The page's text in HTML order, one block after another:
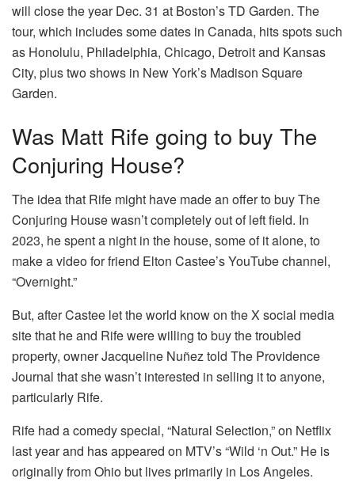
will close the year Dec. 31 at Boston’s TD Garden. The
tour, which includes some dates in Canada, hits spots such
as Honolulu, Philadelphia, Chicago, Detroit and Kansas
City, plus two shows in New York’s Madison Square
Garden.
Was Matt Rife going to buy The
Conjuring House?
The idea that Rife might have made an offer to buy The
Conjuring House wasn’t completely out of left field. In
2023, he spent a night in the house, some of it alone, to
make a video for friend Elton Castee’s YouTube channel,
“Overnight.”
But, after Castee let the world know on the X social media
site that he and Rife were willing to buy the troubled
property, owner Jacqueline Nuñez told The Providence
Journal that she wasn’t interested in selling it to anyone,
particularly Rife.
Rife had a comedy special, “Natural Selection,” on Netflix
last year and has appeared on MTV’s “Wild ‘n Out.” He is
originally from Ohio but lives primarily in Los Angeles.